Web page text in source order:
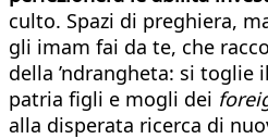
culto. Spazi di preghiera,
gli imam fai da te, che
della ’ndrangheta: si
patria figli e mogli dei
alla disperata ricerca di